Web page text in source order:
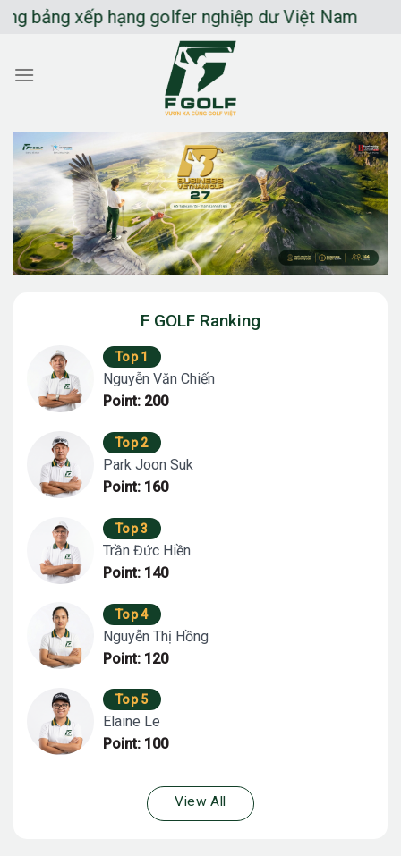
Chuyển
dung
xếp hạng golfer nghiệp dư Việt Nam
F GOLF Ranking
Top 1
Nguyễn Văn Chiến
Point: 200
Top 2
Park Joon Suk
Point: 160
Top 3
Trần Đức Hiền
Point: 140
Top 4
Nguyễn Thị Hồng
Point: 120
Top 5
Elaine Le
Point: 100
View All